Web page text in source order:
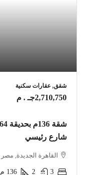
شقق, عقارات سكنية
2,710,750جـ . م
شارع رئيسي
القاهرة الجديدة, مصر
3
2
136 م2